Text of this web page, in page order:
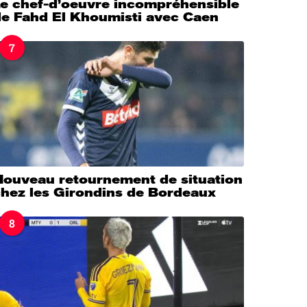
chef-d’oeuvre incompréhensible
Fahd El Khoumisti avec Caen
7
retournement de situation
les Girondins de Bordeaux
8